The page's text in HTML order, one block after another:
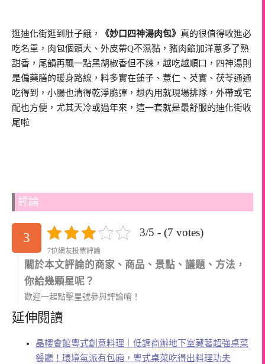
逛迪化街逛到肚子餓， 《妙口四神湯肉包》 真的很值得收進必
吃名單，肉包個頭大、外皮帶Q不濕黏，豬肉餡加洋蔥多了熟
甜香，尾韻再飄一點黑胡椒香但不辣，越吃越順口，四神湯則
是偏藥膳的暖身路線，料多實在蓮子、薏仁、芡實、茯苓通通
吃得到，小腸也清得乾淨脆彈，想內用就現場排隊，外帶或宅
配也方便，尤其天冷或過年來，這一套就是最舒服的迪化街收
尾啦
評論
3 3/5 - (7 votes)
7位網友投票評論
關於本文評論的商家、商品、景點、議題、方法，
你給幾顆星呢？
歡迎一起點擊星號參與評論唷！
延伸閱讀
晶櫻會館粵式創意料理｜低調商辦地下室藏著超強桌菜
餐廳！環境氣派有包廂，粵式桌菜吃得出料理功夫